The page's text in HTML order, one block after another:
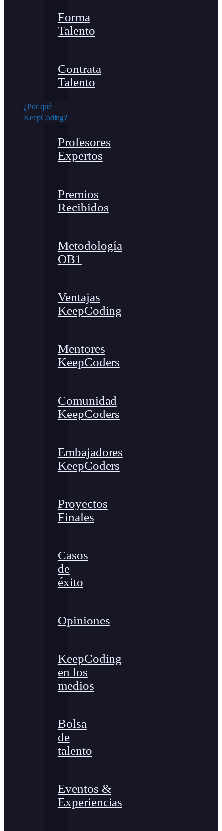
Forma
Talento
Contrata
Talento
¿Por qué
KeepCoding?
Profesores
Expertos
Premios
Recibidos
Metodología
OB1
Ventajas
KeepCoding
Mentores
KeepCoders
Comunidad
KeepCoders
Embajadores
KeepCoders
Proyectos
Finales
Casos
de
éxito
Opiniones
KeepCoding
en los
medios
Bolsa
de
talento
Eventos &
Experiencias